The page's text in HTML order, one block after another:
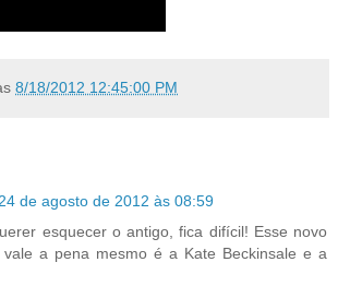
8/18/2012 12:45:00 PM
de agosto de 2012 às 08:59
esquecer o antigo, fica difícil! Esse novo
a pena mesmo é a Kate Beckinsale e a